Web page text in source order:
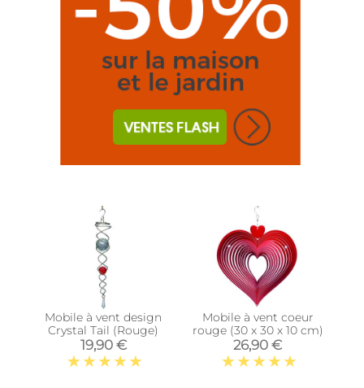
Mobile à vent design
Crystal Tail (Rouge)
19,90 €
Mobile à vent coeur
rouge (30 x 30 x 10 cm)
26,90 €